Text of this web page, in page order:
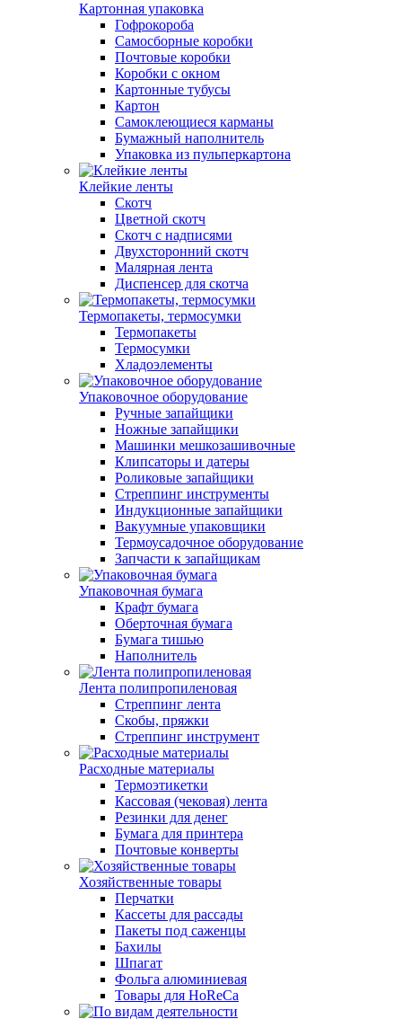
Картонная упаковка
Гофрокороба
Самосборные коробки
Почтовые коробки
Коробки с окном
Картонные тубусы
Картон
Самоклеющиеся карманы
Бумажный наполнитель
Упаковка из пульперкартона
Клейкие ленты
Скотч
Цветной скотч
Скотч с надписями
Двухсторонний скотч
Малярная лента
Диспенсер для скотча
Термопакеты, термосумки
Термопакеты
Термосумки
Хладоэлементы
Упаковочное оборудование
Ручные запайщики
Ножные запайщики
Машинки мешкозашивочные
Клипсаторы и датеры
Роликовые запайщики
Стреппинг инструменты
Индукционные запайщики
Вакуумные упаковщики
Термоусадочное оборудование
Запчасти к запайщикам
Упаковочная бумага
Крафт бумага
Оберточная бумага
Бумага тишью
Наполнитель
Лента полипропиленовая
Стреппинг лента
Скобы, пряжки
Стреппинг инструмент
Расходные материалы
Термоэтикетки
Кассовая (чековая) лента
Резинки для денег
Бумага для принтера
Почтовые конверты
Хозяйственные товары
Перчатки
Кассеты для рассады
Пакеты под саженцы
Бахилы
Шпагат
Фольга алюминиевая
Товары для HoReCa